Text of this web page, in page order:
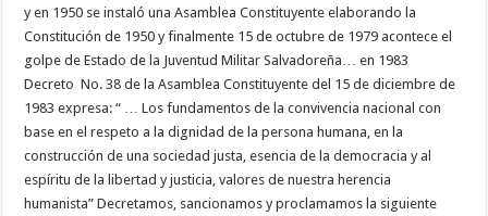
y en 1950 se instaló una Asamblea Constituyente elaborando la
Constitución de 1950 y finalmente 15 de octubre de 1979 acontece el
golpe de Estado de la Juventud Militar Salvadoreña… en 1983
Decreto No. 38 de la Asamblea Constituyente del 15 de diciembre de
1983 expresa: “ … Los fundamentos de la convivencia nacional con
base en el respeto a la dignidad de la persona humana, en la
construcción de una sociedad justa, esencia de la democracia y al
espíritu de la libertad y justicia, valores de nuestra herencia
humanista” Decretamos, sancionamos y proclamamos la siguiente